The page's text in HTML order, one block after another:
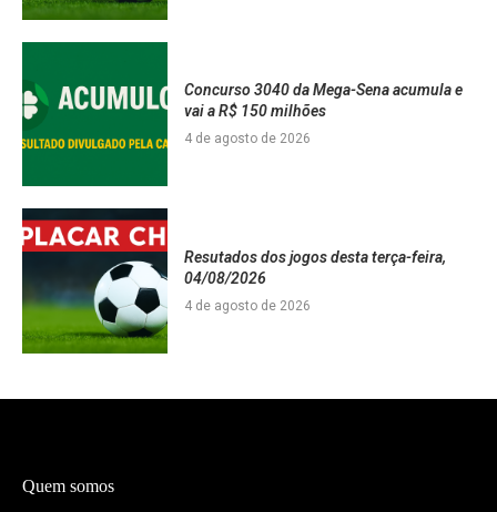
Concurso 3040 da Mega-Sena acumula e
vai a R$ 150 milhões
4 de agosto de 2026
Resutados dos jogos desta terça-feira,
04/08/2026
4 de agosto de 2026
Quem somos